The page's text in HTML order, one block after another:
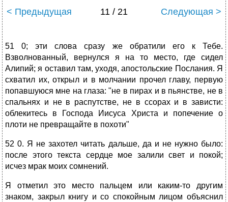
< Предыдущая 11 / 21 Следующая >
51 0; эти слова сразу же обратили его к Тебе.
Взволнованный, вернулся я на то место, где сидел
Алипий; я оставил там, уходя, апостольские Послания. Я
схватил их, открыл и в молчании прочел главу, первую
попавшуюся мне на глаза: "не в пирах и в пьянстве, не в
спальнях и не в распутстве, не в ссорах и в зависти:
облекитесь в Господа Иисуса Христа и попечение о
плоти не превращайте в похоти"
52 0. Я не захотел читать дальше, да и не нужно было:
после этого текста сердце мое залили свет и покой;
исчез мрак моих сомнений.
Я отметил это место пальцем или каким-то другим
знаком, закрыл книгу и со спокойным лицом объяснил